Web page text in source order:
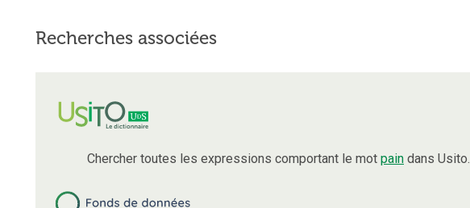
Recherches associées
Chercher toutes les expressions comportant le mot pain dans Usito.